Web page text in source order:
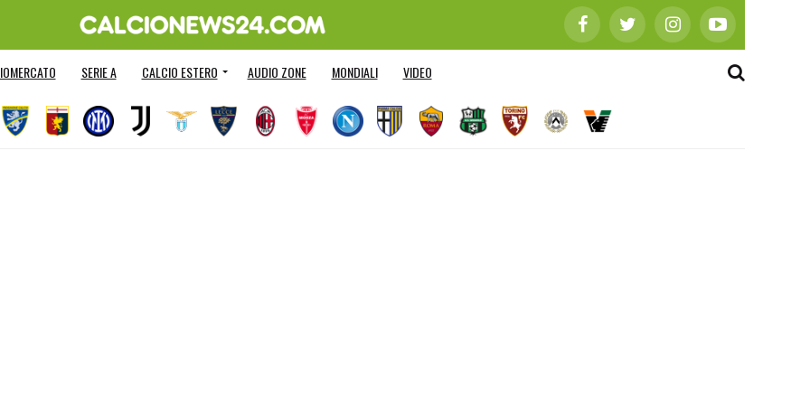
SERIE A CALCIO ESTERO AUDIO ZONE MONDIALI VIDEO